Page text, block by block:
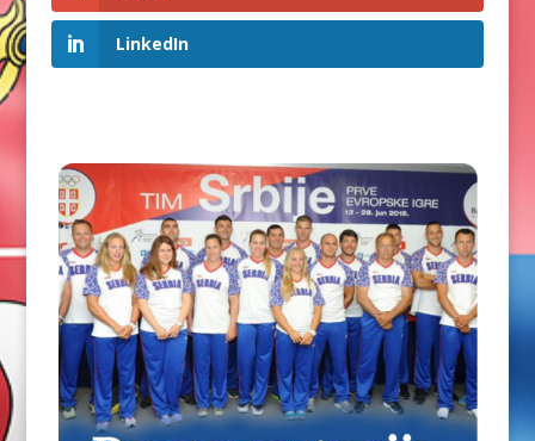
LinkedIn